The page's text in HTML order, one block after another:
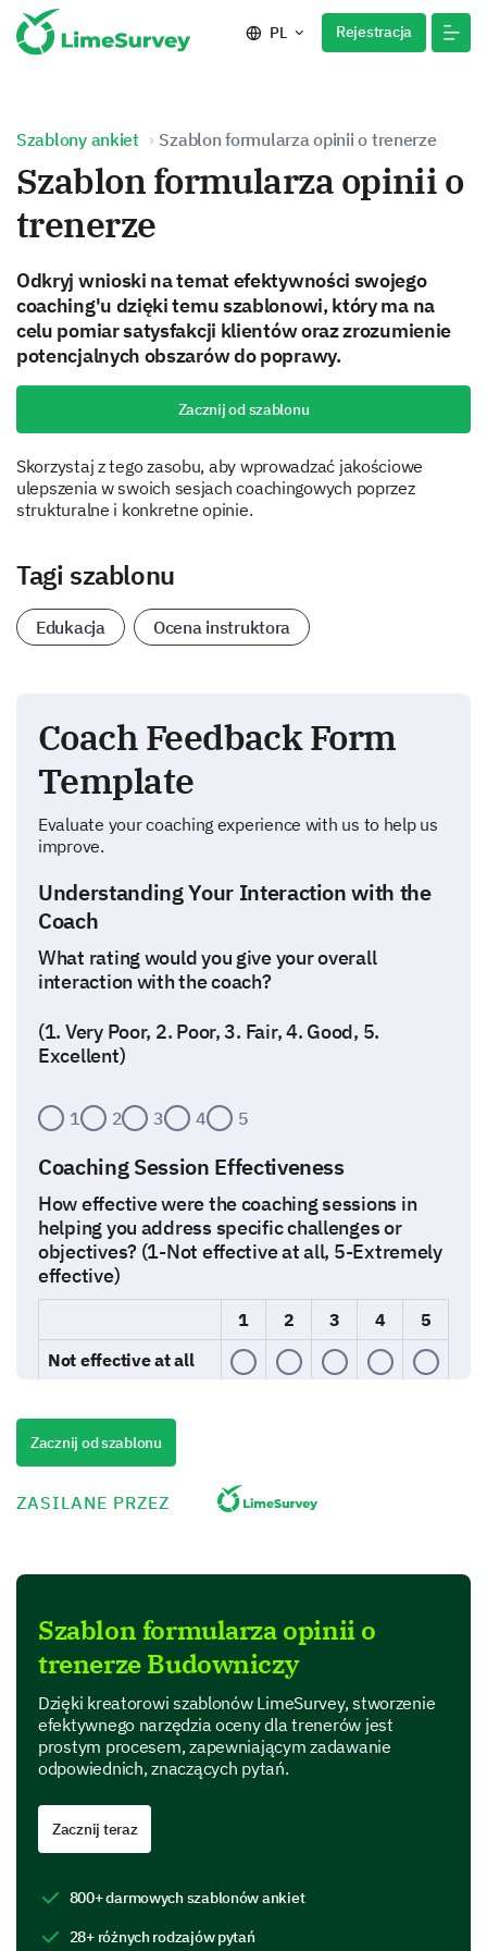
PL Rejestracja
Szablony ankiet Szablon formularza opinii o trenerze
Szablon formularza opinii o
trenerze
Odkryj wnioski na temat efektywności swojego
coaching'u dzięki temu szablonowi, który ma na
celu pomiar satysfakcji klientów oraz zrozumienie
potencjalnych obszarów do poprawy.
Zacznij od szablonu
Skorzystaj z tego zasobu, aby wprowadzać jakościowe
ulepszenia w swoich sesjach coachingowych poprzez
strukturalne i konkretne opinie.
Tagi szablonu
Edukacja Ocena instruktora
Coach Feedback Form
Template
Evaluate your coaching experience with us to help us
improve.
Understanding Your Interaction with the
Coach
What rating would you give your overall
interaction with the coach?
(1. Very Poor, 2. Poor, 3. Fair, 4. Good, 5.
Excellent)
1 2 3 4 5
Coaching Session Effectiveness
How effective were the coaching sessions in
helping you address specific challenges or
objectives? (1-Not effective at all, 5-Extremely
effective)
1 2 3 4
5
Not effective at all
Moderately effective
Very effective
Describe how the coaching sessions have
helped you in overcoming your challenges and
achieving your objectives.
Strengths and Areas for Improvement
coach and the coaching sessions? (You can
Zacznij od szablonu
ZASILANE PRZEZ
Szablon formularza opinii o
trenerze Budowniczy
Dzięki kreatorowi szablonów LimeSurvey, stworzenie
efektywnego narzędzia oceny dla trenerów jest
prostym procesem, zapewniającym zadawanie
odpowiednich, znaczących pytań.
Zacznij teraz
800+ darmowych szablonów ankiet
28+ różnych rodzajów pytań